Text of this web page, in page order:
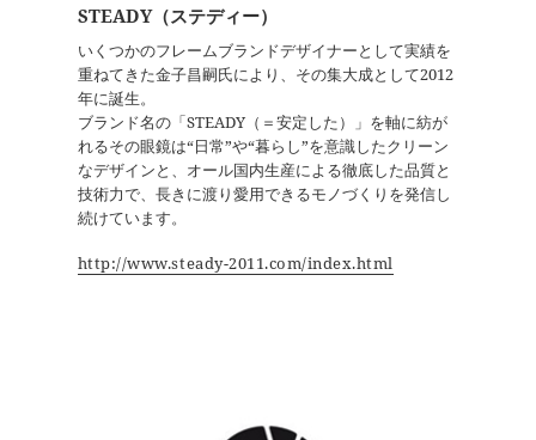
STEADY（ステディー）
いくつかのフレームブランドデザイナーとして実績を
重ねてきた金子昌嗣氏により、その集大成として2012
年に誕生。
ブランド名の「STEADY（＝安定した）」を軸に紡が
れるその眼鏡は“日常”や“暮らし”を意識したクリーン
なデザインと、オール国内生産による徹底した品質と
技術力で、長きに渡り愛用できるモノづくりを発信し
続けています。
http://www.steady-2011.com/index.html